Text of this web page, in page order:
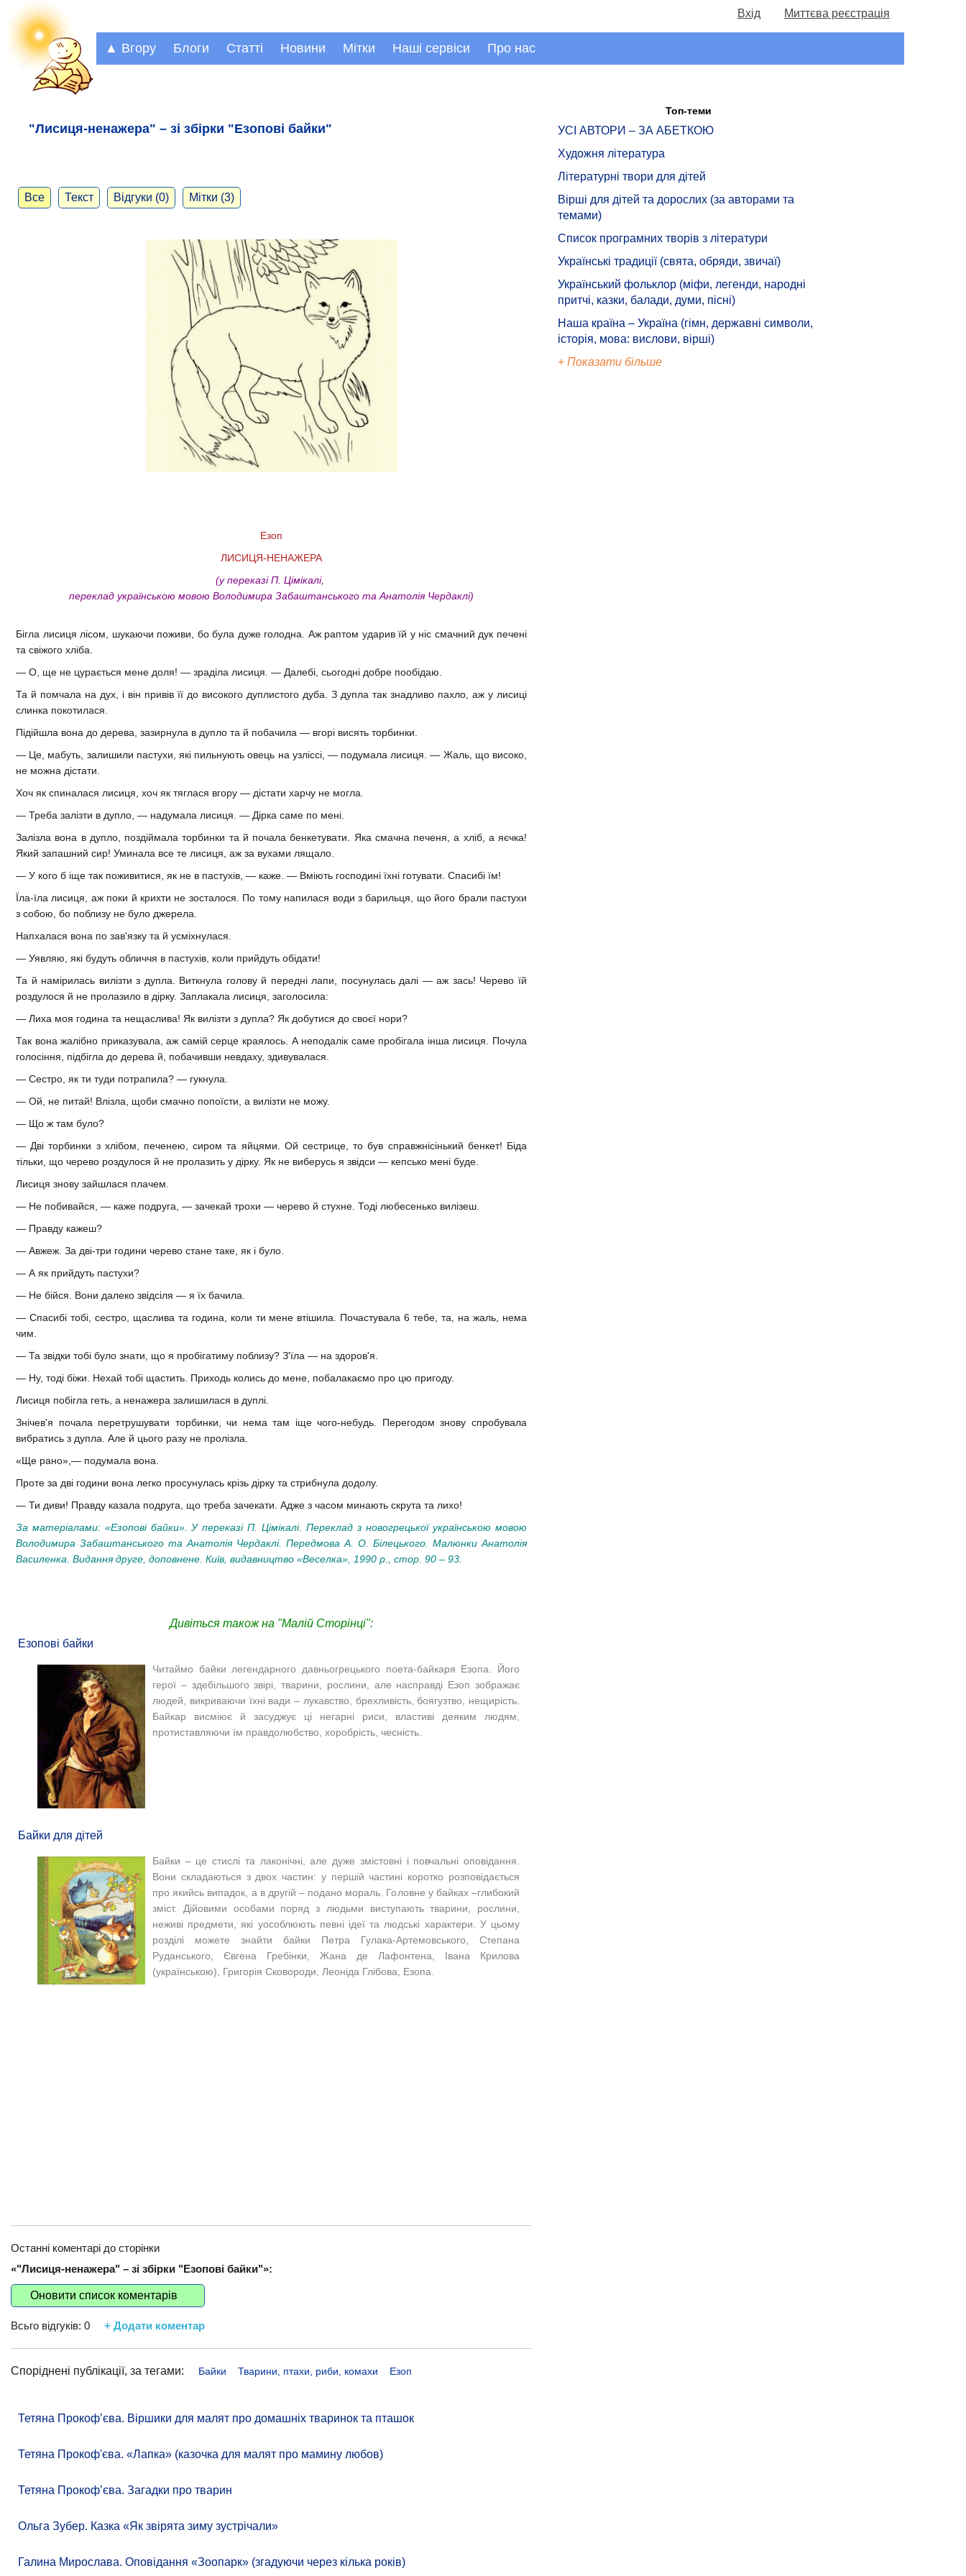
Вхід Миттєва реєстрація
▲ Вгору Блоги Статті Новини Мітки Наші сервіси Про нас
"Лисиця-ненажера" – зі збірки "Езопові байки"
Все Текст Відгуки (0) Мітки (3)
Езоп
ЛИСИЦЯ-НЕНАЖЕРА
(у переказі П. Цімікалі,
переклад українською мовою Володимира Забаштанського та Анатолія Чердаклі)
Бігла лисиця лісом, шукаючи поживи, бо була дуже голодна. Аж раптом ударив їй у ніс смачний дук печені
та свіжого хліба.
— О, ще не цурається мене доля! — зраділа лисиця. — Далебі, сьогодні добре пообідаю.
Та й помчала на дух, і він привів її до високого дуплистого дуба. З дупла так знадливо пахло, аж у лисиці
слинка покотилася.
Підійшла вона до дерева, зазирнула в дупло та й побачила — вгорі висять торбинки.
— Це, мабуть, залишили пастухи, які пильнують овець на узліссі, — подумала лисиця. — Жаль, що високо,
не можна дістати.
Хоч як спиналася лисиця, хоч як тяглася вгору — дістати харчу не могла.
— Треба залізти в дупло, — надумала лисиця. — Дірка саме по мені.
Залізла вона в дупло, поздіймала торбинки та й почала бенкетувати. Яка смачна печеня, а хліб, а яєчка!
Який запашний сир! Уминала все те лисиця, аж за вухами лящало.
— У кого б іще так поживитися, як не в пастухів, — каже. — Вміють господині їхні готувати. Спасибі їм!
Їла-їла лисиця, аж поки й крихти не зосталося. По тому напилася води з барильця, що його брали пастухи
з собою, бо поблизу не було джерела.
Напхалася вона по зав'язку та й усміхнулася.
— Уявляю, які будуть обличчя в пастухів, коли прийдуть обідати!
Та й намірилась вилізти з дупла. Виткнула голову й передні лапи, посунулась далі — аж зась! Черево їй
роздулося й не пролазило в дірку. Заплакала лисиця, заголосила:
— Лиха моя година та нещаслива! Як вилізти з дупла? Як добутися до своєї нори?
Так вона жалібно приказувала, аж самій серце краялось. А неподалік саме пробігала інша лисиця. Почула
голосіння, підбігла до дерева й, побачивши невдаху, здивувалася.
— Сестро, як ти туди потрапила? — гукнула.
— Ой, не питай! Влізла, щоби смачно попоїсти, а вилізти не можу.
— Що ж там було?
— Дві торбинки з хлібом, печенею, сиром та яйцями. Ой сестрице, то був справжнісінький бенкет! Біда
тільки, що черево роздулося й не пролазить у дірку. Як не виберусь я звідси — кепсько мені буде.
Лисиця знову зайшлася плачем.
— Не побивайся, — каже подруга, — зачекай трохи — черево й стухне. Тоді любесенько вилізеш.
— Правду кажеш?
— Авжеж. За дві-три години черево стане таке, як і було.
— А як прийдуть пастухи?
— Не бійся. Вони далеко звідсіля — я їх бачила.
— Спасибі тобі, сестро, щаслива та година, коли ти мене втішила. Почастувала 6 тебе, та, на жаль, нема
чим.
— Та звідки тобі було знати, що я пробігатиму поблизу? З'їла — на здоров'я.
— Ну, тоді біжи. Нехай тобі щастить. Приходь колись до мене, побалакаємо про цю пригоду.
Лисиця побігла геть, а ненажера залишилася в дуплі.
Знічев'я почала перетрушувати торбинки, чи нема там іще чого-небудь. Перегодом знову спробувала
вибратись з дупла. Але й цього разу не пролізла.
«Ще рано»,— подумала вона.
Проте за дві години вона легко просунулась крізь дірку та стрибнула додолу.
— Ти диви! Правду казала подруга, що треба зачекати. Адже з часом минають скрута та лихо!
За матеріалами: «Езопові байки». У переказі П. Цімікалі. Переклад з новогрецької українською мовою
Володимира Забаштанського та Анатолія Чердаклі. Передмова А. О. Білецького. Малюнки Анатолія
Василенка. Видання друге, доповнене. Київ, видавництво «Веселка», 1990 р., стор. 90 – 93.
Дивіться також на "Малій Сторінці":
Езопові байки
Читаймо байки легендарного давньогрецького поета-байкаря Езопа. Його
герої – здебільшого звірі, тварини, рослини, але насправді Езоп зображає
людей, викриваючи їхні вади – лукавство, брехливість, боягузтво, нещирість.
Байкар висміює й засуджує ці негарні риси, властиві деяким людям,
протиставляючи їм правдолюбство, хоробрість, чесність.
Байки для дітей
Байки – це стислі та лаконічні, але дуже змістовні і повчальні оповідання.
Вони складаються з двох частин: у першій частині коротко розповідається
про якийсь випадок, а в другій – подано мораль. Головне у байках –глибокий
зміст. Дійовими особами поряд з людьми виступають тварини, рослини,
неживі предмети, які уособлюють певні ідеї та людські характери. У цьому
розділі можете знайти байки Петра Гулака-Артемовського, Степана
Руданського, Євгена Гребінки, Жана де Лафонтена, Івана Крилова
(українською), Григорія Сковороди, Леоніда Глібова, Езопа.
Останні коментарі до сторінки
«"Лисиця-ненажера" – зі збірки "Езопові байки"»:
Оновити список коментарів
Всьго відгуків: 0 + Додати коментар
Споріднені публікації, за тегами: Байки Тварини, птахи, риби, комахи Езоп
Тетяна Прокоф’єва. Віршики для малят про домашніх тваринок та пташок
Тетяна Прокоф'єва. «Лапка» (казочка для малят про мамину любов)
Тетяна Прокоф’єва. Загадки про тварин
Ольга Зубер. Казка «Як звірята зиму зустрічали»
Галина Мирослава. Оповідання «Зоопарк» (згадуючи через кілька років)
Топ-теми
УСІ АВТОРИ – ЗА АБЕТКОЮ
Художня література
Літературні твори для дітей
Вірші для дітей та дорослих (за авторами та
темами)
Список програмних творів з літератури
Українські традиції (свята, обряди, звичаї)
Український фольклор (міфи, легенди, народні
притчі, казки, балади, думи, пісні)
Наша країна – Україна (гімн, державні символи,
історія, мова: вислови, вірші)
+ Показати більше